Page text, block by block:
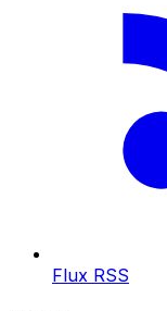
Flux RSS